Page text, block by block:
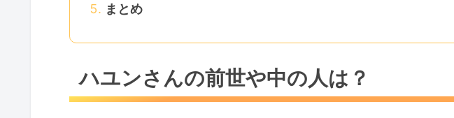
まとめ
ハユンさんの前世や中の人は？